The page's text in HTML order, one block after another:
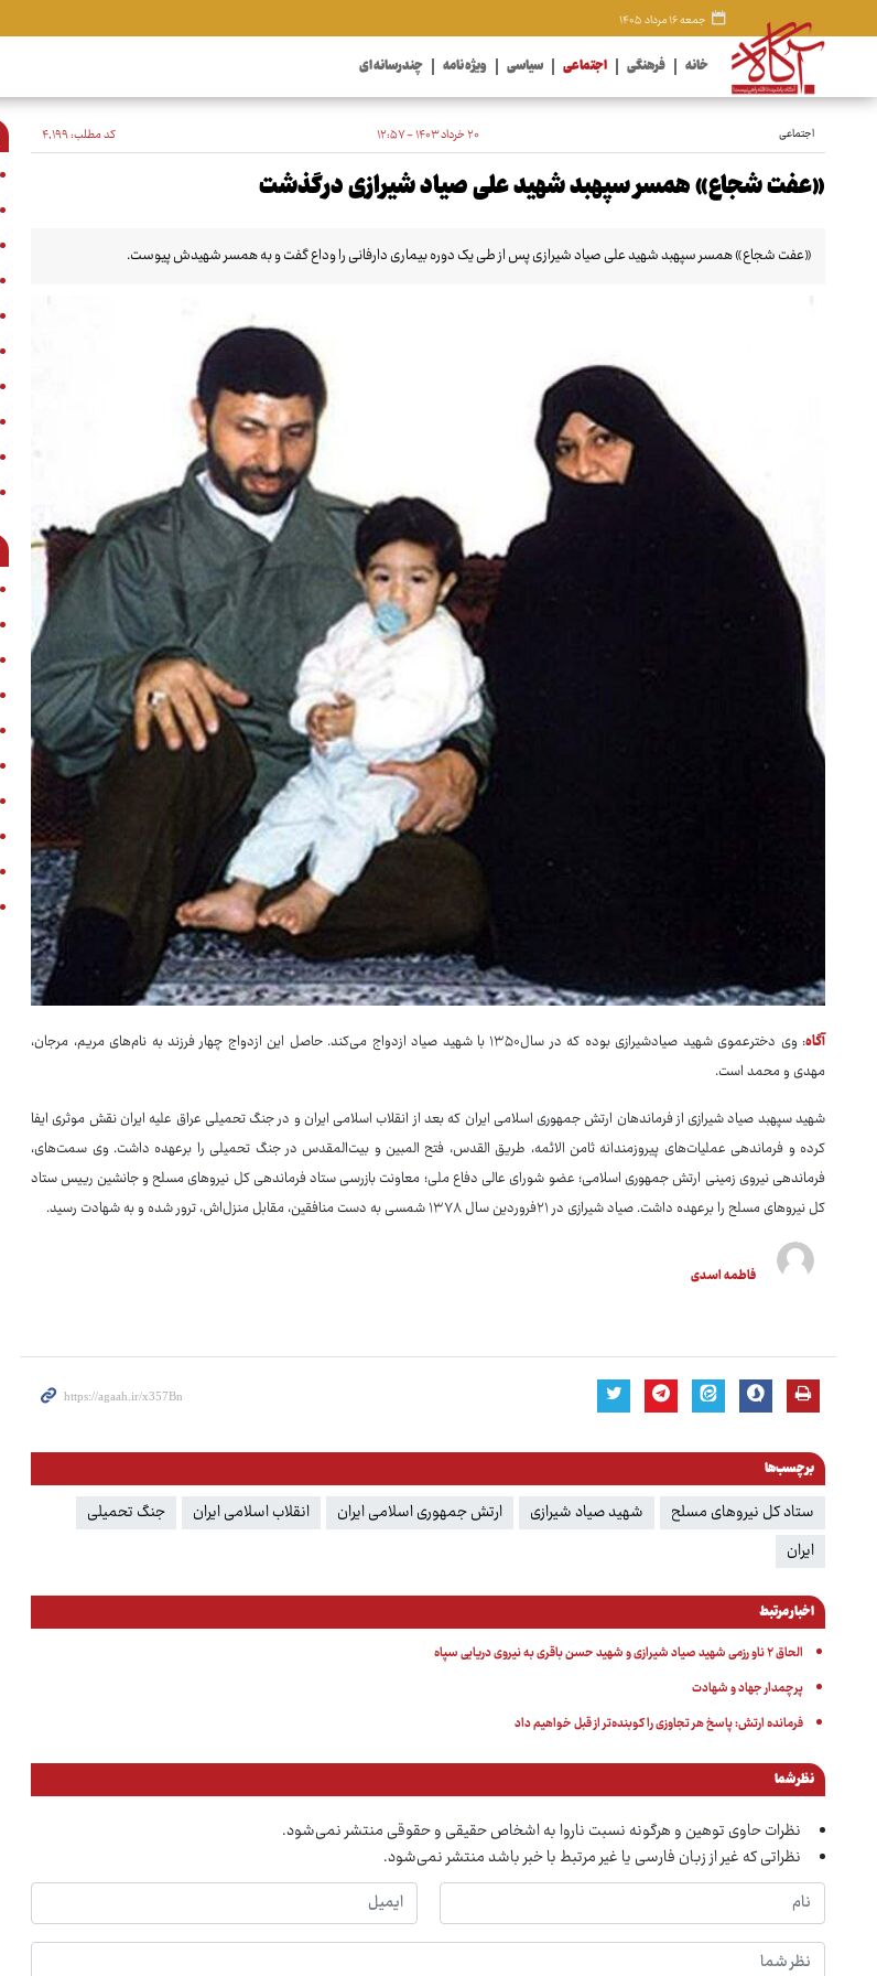
جمعه ۱۶ مرداد ۱۴۰۵
خانه فرهنگی اجتماعی سیاسی ویژه نامه چندرسانه ای
اجتماعی ۲۰ خرداد ۱۴۰۳ - ۱۲:۵۷ کد مطلب:۴٬۱۹۹
«عفت شجاع» همسر سپهبد شهید علی صیاد شیرازی درگذشت
«عفت شجاع» همسر سپهبد شهید علی صیاد شیرازی پس از طی یک دوره بیماری دارفانی را وداع گفت و به همسر شهیدش پیوست.
آگاه
: وی دخترعموی شهید صیادشیرازی بوده که در سال۱۳۵۰ با شهید صیاد ازدواج می‌کند. حاصل این ازدواج چهار فرزند به نام‌های مریم، مرجان،
مهدی و محمد است.
شهید سپهبد صیاد شیرازی از فرماندهان ارتش جمهوری اسلامی ایران که بعد از انقلاب اسلامی ایران و در جنگ تحمیلی عراق علیه ایران نقش موثری ایفا
کرده و فرماندهی عملیات‌های پیروزمندانه ثامن الائمه، طریق القدس، فتح المبین و بیت‌المقدس در جنگ تحمیلی را برعهده داشت. وی سمت‌های،
فرماندهی نیروی زمینی ارتش جمهوری اسلامی؛ عضو شورای عالی دفاع ملی؛ معاونت بازرسی ستاد فرماندهی کل نیروهای مسلح و جانشین رییس ستاد
کل نیروهای مسلح را برعهده داشت. صیاد شیرازی در ۲۱فروردین سال ۱۳۷۸ شمسی به دست منافقین، مقابل منزل‌اش، ترور شده و به شهادت رسید.
فاطمه اسدی
برچسب‌ها
ستاد کل نیروهای مسلح شهید صیاد شیرازی ارتش جمهوری اسلامی ایران انقلاب اسلامی ایران
جنگ تحمیلی
ایران
اخبار مرتبط
الحاق ۲ ناو رزمی شهید صیاد شیرازی و شهید حسن باقری به نیروی دریایی سپاه
پرچمدار جهاد و شهادت
فرمانده ارتش: پاسخ هر تجاوزی را کوبنده‌تر از قبل خواهیم داد
نظر شما
نظرات حاوی توهین و هرگونه نسبت ناروا به اشخاص حقیقی و حقوقی منتشر نمی‌شود.
نظراتی که غیر از زبان فارسی یا غیر مرتبط با خبر باشد منتشر نمی‌شود.